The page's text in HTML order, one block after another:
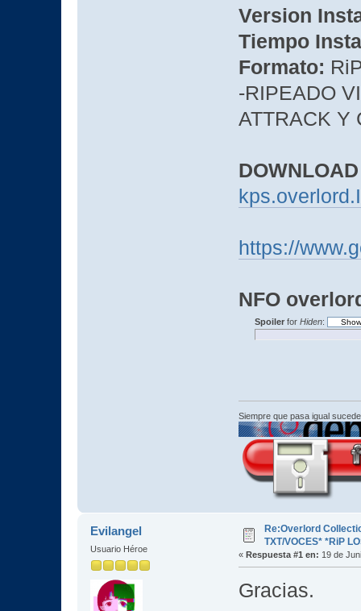
Version
Tiempo
Formato:
-RIPEADO
ATTRACK Y
DOWNLOAD
https://
NFO
Spoilerfor Hiden:
Siempre que pasa igual
Evilangel
Usuario Héroe
Re:Overlord
TXT/VOCES* *RiP
« Respuesta #1 en: 19 de
Gracias.